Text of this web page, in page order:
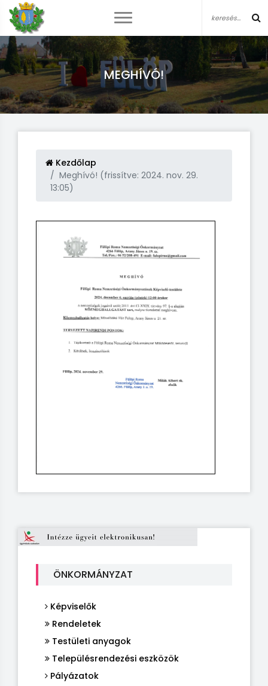
MEGHÍVÓ!
ÖNKORMÁNYZAT
Képviselők
Rendeletek
Testületi anyagok
Településrendezési eszközök
Pályázatok
Kezdőlap
Meghívó! (frissítve: 2024. nov. 29.
13:05)